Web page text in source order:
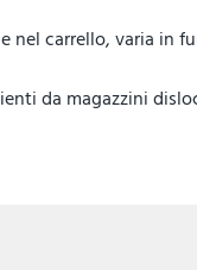
nel carrello, varia in
da magazzini